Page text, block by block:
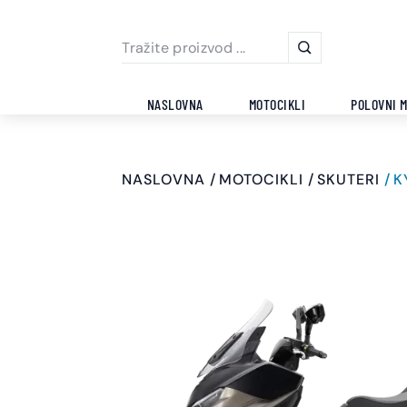
NASLOVNA MOTOCIKLI POLOVNI
NASLOVNA MOTOCIKLI SKUTERI